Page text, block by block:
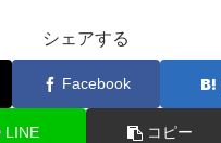
シェアする
Facebook
LINE コピー